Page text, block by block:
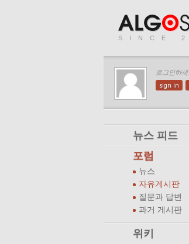
SINCE
로그인하세
sign in
뉴스 피드
포럼
뉴스
자유게시판
질문과 답변
과거 게시판
위키